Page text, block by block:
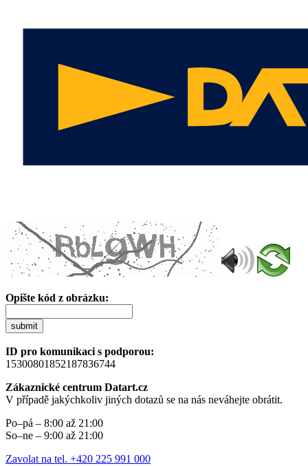
Opište kód z obrázku:
submit
ID pro komunikaci s podporou:
15300801852187836744
Zákaznické centrum Datart.cz
V případě jakýchkoliv jiných dotazů se na nás neváhejte obrátit.
Po–pá – 8:00 až 21:00
So–ne – 9:00 až 21:00
Zavolat na tel. +420 225 991 000